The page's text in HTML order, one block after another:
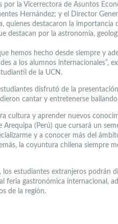
por la Vicerrectora de Asuntos
Hernández; y el Director
quienes destacaron la importancia
destacan por la astronomía,
hemos hecho desde siempre y
a los alumnos internacionales”,
de la UCN.
disfrutó de la
cantar y entretenerse
cultura y aprender nuevos
Arequipa (Perú) que cursará un
y a conocer más del
la coyuntura chilena siempre
los estudiantes extranjeros podrán
feria gastronómica internacional,
de la región.